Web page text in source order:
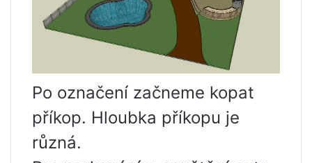
Po označení začneme kopat
příkop. Hloubka příkopu je
různá.